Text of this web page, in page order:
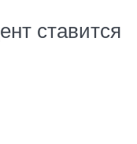
ставится